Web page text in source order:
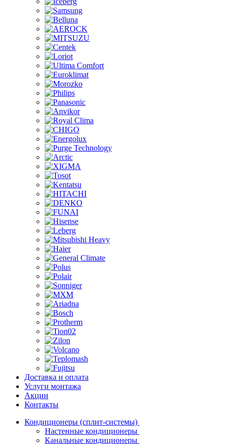
Доставка и оплата
Услуги монтажа
Акции
Контакты
Кондиционеры (сплит-системы)
Настенные кондиционеры
Канальные кондиционеры